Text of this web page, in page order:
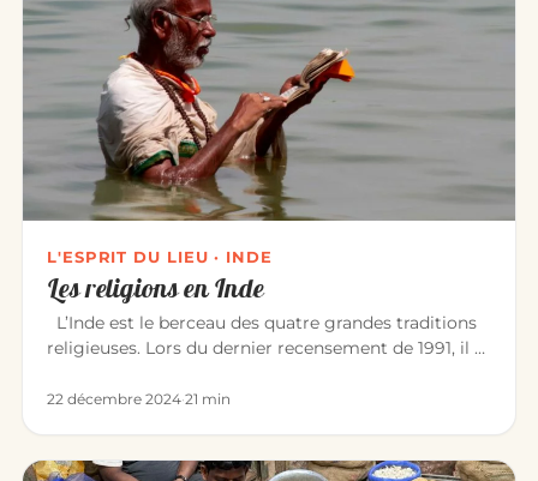
L'ESPRIT DU LIEU · INDE
Les religions en Inde
L’Inde est le berceau des quatre grandes traditions
religieuses. Lors du dernier recensement de 1991, il y
22 décembre 2024·21 min